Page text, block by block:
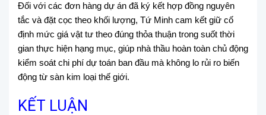
Đối với các đơn hàng dự án đã ký kết hợp đồng nguyên
tắc và đặt cọc theo khối lượng, Tứ Minh cam kết giữ cố
định mức giá vật tư theo đúng thỏa thuận trong suốt thời
gian thực hiện hạng mục, giúp nhà thầu hoàn toàn chủ động
kiểm soát chi phí dự toán ban đầu mà không lo rủi ro biến
động từ sàn kim loại thế giới.
KẾT LUẬN